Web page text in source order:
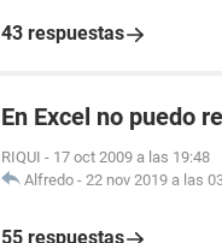
43 respuestas
En Excel no puedo
RIQUI - 17 oct 2009 a las 19:48
Alfredo - 22 nov 2019 a las
55 respuestas